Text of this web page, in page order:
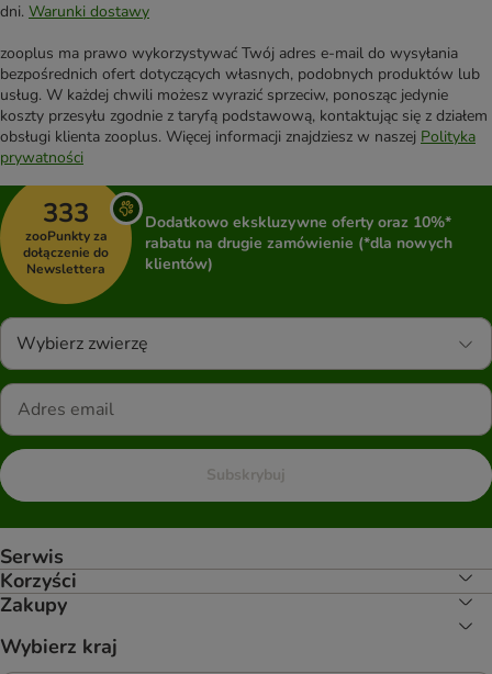
dni. Warunki dostawy
zooplus ma prawo wykorzystywać Twój adres e-mail do wysyłania
bezpośrednich ofert dotyczących własnych, podobnych produktów lub
usług. W każdej chwili możesz wyrazić sprzeciw, ponosząc jedynie
koszty przesyłu zgodnie z taryfą podstawową, kontaktując się z działem
obsługi klienta zooplus. Więcej informacji znajdziesz w naszej Polityka
prywatności
333
zooPunkty za
dołączenie do
Newslettera
Dodatkowo ekskluzywne oferty oraz 10%*
rabatu na drugie zamówienie (*dla nowych
klientów)
Wybierz zwierzę
Subskrybuj
Serwis
Korzyści
Zakupy
Wybierz kraj